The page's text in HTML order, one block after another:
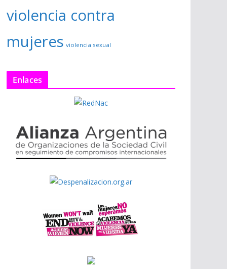
violencia contra
mujeres violencia sexual
Enlaces